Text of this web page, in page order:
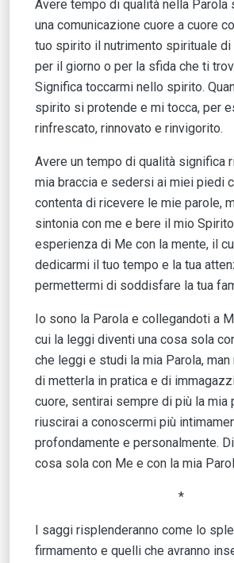
Avere tempo di qualità nella Parola
una comunicazione cuore a cuore
tuo spirito il nutrimento spirituale di
per il giorno o per la sfida che ti
Significa toccarmi nello spirito.
spirito si protende e mi tocca, per
rinfrescato, rinnovato e rinvigorito.
Avere un tempo di qualità significa
mia braccia e sedersi ai miei piedi
contenta di ricevere le mie parole,
sintonia con me e bere il mio
esperienza di Me con la mente, il
dedicarmi il tuo tempo e la tua
permettermi di soddisfare la tua
Io sono la Parola e collegandoti a
cui la leggi diventi una cosa sola
che leggi e studi la mia Parola, man
di metterla in pratica e di
cuore, sentirai sempre di più la mia
riuscirai a conoscermi più
profondamente e personalmente.
cosa sola con Me e con la mia
*
I saggi risplenderanno come lo
firmamento e quelli che avranno